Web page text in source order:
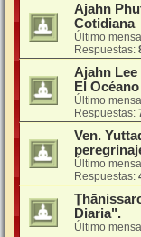
Ajahn
Cotidiana
Último
Respuestas:
Ajahn Lee
El
Último
Respuestas:
Ven.
Último
Respuestas:
Diaria".
Último